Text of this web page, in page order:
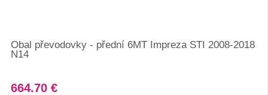
Obal převodovky - přední 6MT Impreza STI 2008-2018
N14
664.70 €